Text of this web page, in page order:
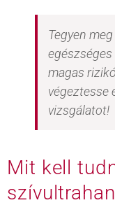
Tegyen
egészséges
magas
végeztesse
vizsgálatot!
Mit kell